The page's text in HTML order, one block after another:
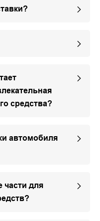
средства?
автомобиля
для